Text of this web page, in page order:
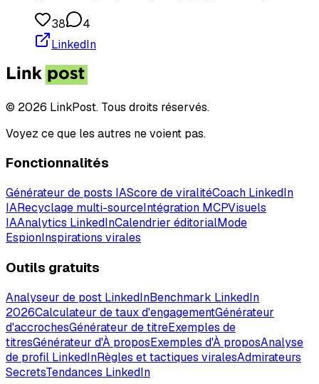
38
4
LinkedIn
© 2026 LinkPost. Tous droits réservés.
Voyez ce que les autres ne voient pas.
Fonctionnalités
Générateur de posts IAScore de viralitéCoach LinkedIn
IARecyclage multi-sourceIntégration MCPVisuels
IAAnalytics LinkedInCalendrier éditorialMode
EspionInspirations virales
Outils gratuits
Analyseur de post LinkedInBenchmark LinkedIn
2026Calculateur de taux d'engagementGénérateur
d'accrochesGénérateur de titreExemples de
titresGénérateur d'À proposExemples d'À proposAnalyse
de profil LinkedInRègles et tactiques viralesAdmirateurs
SecretsTendances LinkedIn